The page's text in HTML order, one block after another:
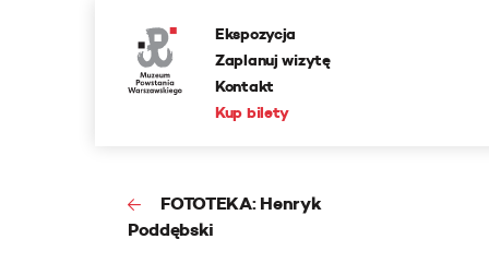
Ekspozycja
Zaplanuj wizytę
Kontakt
Kup bilety
FOTOTEKA: Henryk
Poddębski